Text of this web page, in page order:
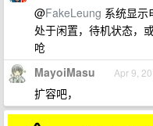
@FakeLeung 系统显示
处于闲置，待机状态，
呛
MayoiMasu Apr 9,
扩容吧，